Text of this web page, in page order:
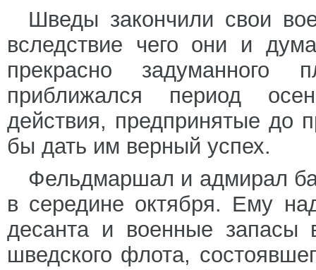
Шведы закончили свои
вследствие чего они и
прекрасно
приближался период
действия, предпринятые до
бы дать им верный успех.
Фельдмаршал и адмирал
в середине октября. Ему
десанта и военные
шведского флота,